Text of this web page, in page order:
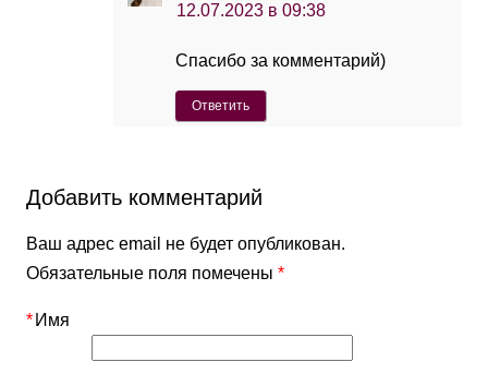
12.07.2023 в 09:38
Спасибо за комментарий)
Ответить
Добавить комментарий
Ваш адрес email не будет опубликован.
Обязательные поля помечены*
Имя
*